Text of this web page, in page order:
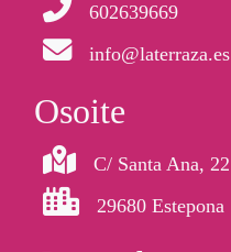
602639669
info@laterraza.es
Osoite
C/ Santa Ana, 22
29680 Estepona